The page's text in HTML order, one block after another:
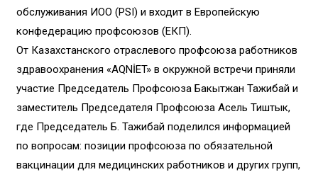
обслуживания ИОО (PSI) и входит в Европейскую
конфедерацию профсоюзов (ЕКП).
От Казахстанского отраслевого профсоюза работников
здравоохранения «AQNİET» в окружной встречи приняли
участие Председатель Профсоюза Бакытжан Тажибай и
заместитель Председателя Профсоюза Асель Тиштык,
где Председатель Б. Тажибай поделился информацией
по вопросам: позиции профсоюза по обязательной
вакцинации для медицинских работников и других групп,